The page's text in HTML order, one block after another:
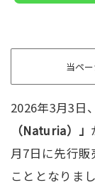
当ペ
2026年3月3日
（Naturia）」
月7日に先行
こととなりま